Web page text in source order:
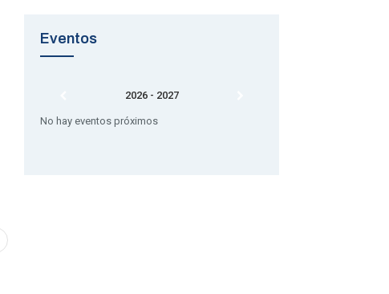
Eventos
2026 - 2027
No hay eventos próximos